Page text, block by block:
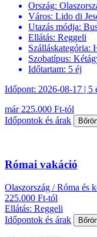
Ország:
Város: Lido di
Utazás módja:
Ellátás: Reggeli
Szálláskategória:
Szobatípus:
Időtartam: 5 éj
Időpont: 2026-08-17 | 5
már 225.000 Ft-tól
Időpontok és árak
Római vakáció
Olaszország / Róma és
225.000 Ft-tól
Ellátás: Reggeli
Időpontok és árak